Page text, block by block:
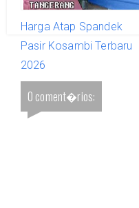
Harga Atap Spandek
Pasir Kosambi Terbaru
2026
0 coment�rios: